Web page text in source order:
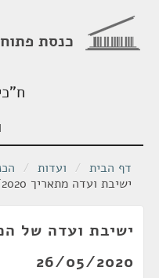
כנסת
דף הבית / ועדות /
ישיבת ועדה מתאריך 26/05/2020
26/05/2020